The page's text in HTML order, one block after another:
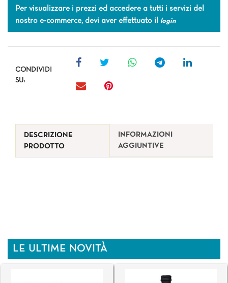
Per visualizzare i prezzi ed accedere a tutti i servizi del
nostro e-commerce, devi aver effettuato il login
CONDIVIDI
SU:
DESCRIZIONE
PRODOTTO
INFORMAZIONI
AGGIUNTIVE
LE ULTIME NOVITÀ